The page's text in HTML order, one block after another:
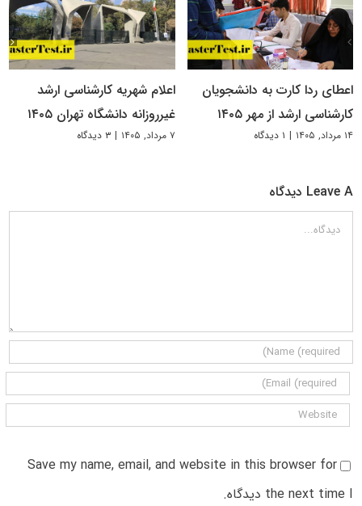
اعطای ردا کارت به دانشجویان
کارشناسی ارشد از مهر ۱۴۰۵
۱۴ مرداد, ۱۴۰۵ | ۱ دیدگاه
اعلام شهریه کارشناسی ارشد
غیرروزانه دانشگاه تهران ۱۴۰۵
۷ مرداد, ۱۴۰۵ | ۳ دیدگاه
Leave A دیدگاه
دیدگاه
Save my name, email, and website in this browser for
the next time I دیدگاه.